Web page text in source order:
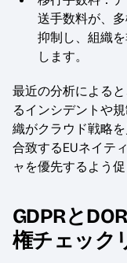
送手数料が、
抑制し、組織
します。
最近の分析による
るインシデントや
織がクラウド戦略
合致するEUネイテ
ャを優先するよう促
GDPRと
権チェック